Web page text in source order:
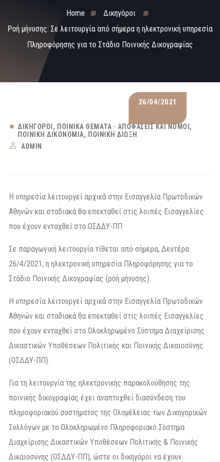
Home
Δικηγόροι
Ροή μήνυσης: Σε λειτουργία από σήμερα η ηλεκτρονική υπηρεσία
Πληροφόρησης για το Στάδιο Ποινικής Δικογραφίας
26/04/2021
ΔΙΚΗΓΌΡΟΙ
ΠΟΙΝΙΚΆ ΘΈΜΑΤΑ - ΑΠΟΦΆΣΕΙΣ ΚΑΙ ΝΌΜΟΙ
ΠΟΙΝΙΚΉ ΔΙΚΟΝΟΜΊΑ
ΠΟΙΝΙΚΉ ΔΊΩΞΗ
ADMIN
Η υπηρεσία λειτουργεί αρχικά στην Εισαγγελία Πρωτοδικών
Αθηνών και σταδιακά θα επεκταθεί στις λοιπές Εισαγγελίες
που έχουν ενταχθεί στο ΟΣΔΔΥ-ΠΠ
Σε παραγωγική λειτουργία τίθεται από σήμερα, Δευτέρα
26/4/2021, η ηλεκτρονική υπηρεσία Πληροφόρησης για το
Στάδιο Ποινικής Δικογραφίας (ροή μήνυσης).
Η υπηρεσία λειτουργεί αρχικά στην Εισαγγελία Πρωτοδικών
Αθηνών και σταδιακά θα επεκταθεί στις λοιπές Εισαγγελίες
που έχουν ενταχθεί στο Ολοκληρωμένο Σύστημα Διαχείρισης
Δικαστικών Υποθέσεων Πολιτικής και Ποινικής Δικαιοσύνης
(ΟΣΔΔΥ-ΠΠ).
Για τη λειτουργία της ηλεκτρονικής παρακολούθησης της
ποινικής δικογραφίας έχει αναπτυχθεί διασύνδεση του
πληροφοριακού συστήματος της Ολομέλειας των Δικηγορικών
Συλλόγων με το Ολοκληρωμένο Πληροφοριακό Σύστημα
Διαχείρισης Δικαστικών Υποθέσεων Πολιτικής & Ποινικής
Δικαιοσύνης (ΟΣΔΔΥ-ΠΠ), ώστε οι δικηγόροι να έχουν